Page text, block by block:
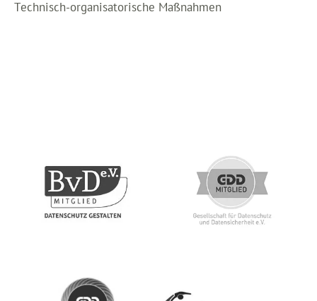
Technisch-organisatorische Maßnahmen